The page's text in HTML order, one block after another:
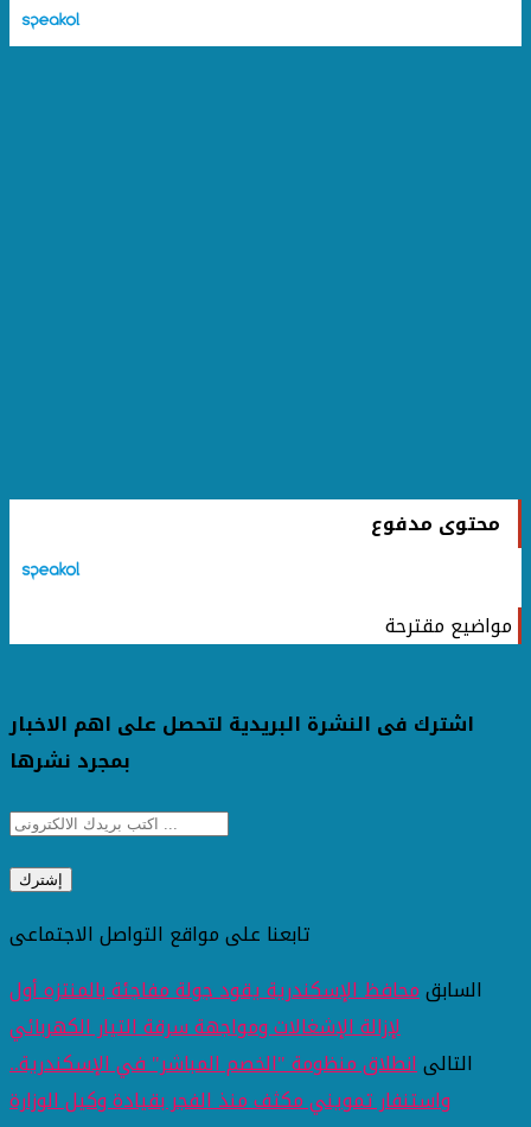
محتوى مدفوع
مواضيع مقترحة
اشترك فى النشرة البريدية لتحصل على اهم الاخبار
بمجرد نشرها
تابعنا على مواقع التواصل الاجتماعى
السابقمحافظ الإسكندرية يقود جولة مفاجئة بالمنتزه أول
لإزالة الإشغالات ومواجهة سرقة التيار الكهربائي
التالىانطلاق منظومة "الخصم المباشر" في الإسكندرية..
واستنفار تمويني مكثف منذ الفجر بقيادة وكيل الوزارة